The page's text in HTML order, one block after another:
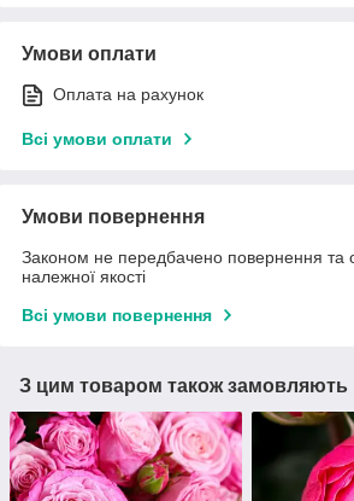
Умови оплати
Оплата на рахунок
Всі умови оплати
Умови повернення
Законом не передбачено повернення та
належної якості
Всі умови повернення
З цим товаром також замовляють